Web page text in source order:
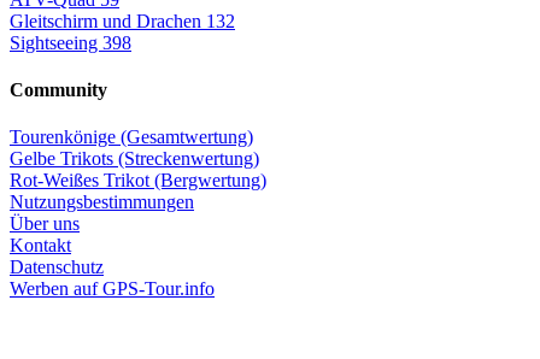
Gleitschirm und Drachen 132
Sightseeing 398
Community
Tourenkönige (Gesamtwertung)
Gelbe Trikots (Streckenwertung)
Rot-Weißes Trikot (Bergwertung)
Nutzungsbestimmungen
Über uns
Kontakt
Datenschutz
Werben auf GPS-Tour.info